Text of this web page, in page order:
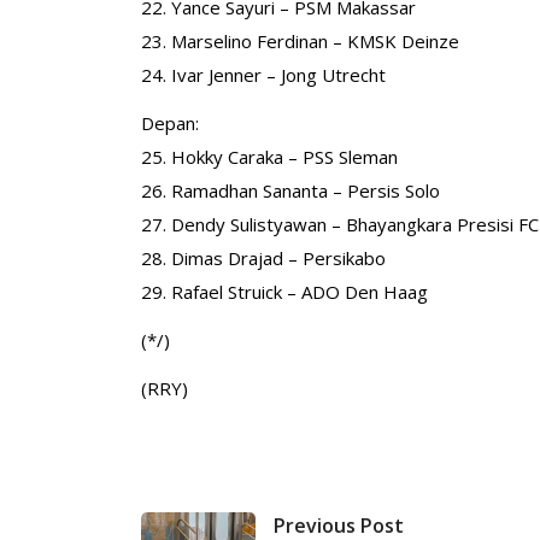
22. Yance Sayuri – PSM Makassar
23. Marselino Ferdinan – KMSK Deinze
24. Ivar Jenner – Jong Utrecht
Depan:
25. Hokky Caraka – PSS Sleman
26. Ramadhan Sananta – Persis Solo
27. Dendy Sulistyawan – Bhayangkara Presisi FC
28. Dimas Drajad – Persikabo
29. Rafael Struick – ADO Den Haag
(*/)
(RRY)
Previous Post